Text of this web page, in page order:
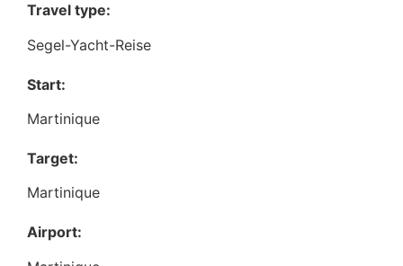
Travel type:
Segel-Yacht-Reise
Start:
Martinique
Target:
Martinique
Airport: